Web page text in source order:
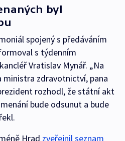
byl
spojený s předáváním
s týdenním
Vratislav Mynář. „Na
ministra zdravotnictví, pana
rozhodl, že státní akt
bude odsunut a bude
Hrad zveřejnil seznam